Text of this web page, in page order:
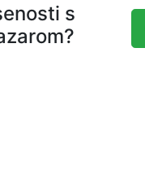
s